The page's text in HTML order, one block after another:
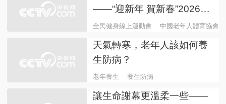
——“迎新年 賀新春”2026年
全國老年健身線上系列活動
於12月15日正式拉開帷幕
全民健身線上運動會 中國老年人體育協會
天氣轉寒，老年人該如何養
生防病？
老年養生 養生防病
讓生命謝幕更溫柔一些——